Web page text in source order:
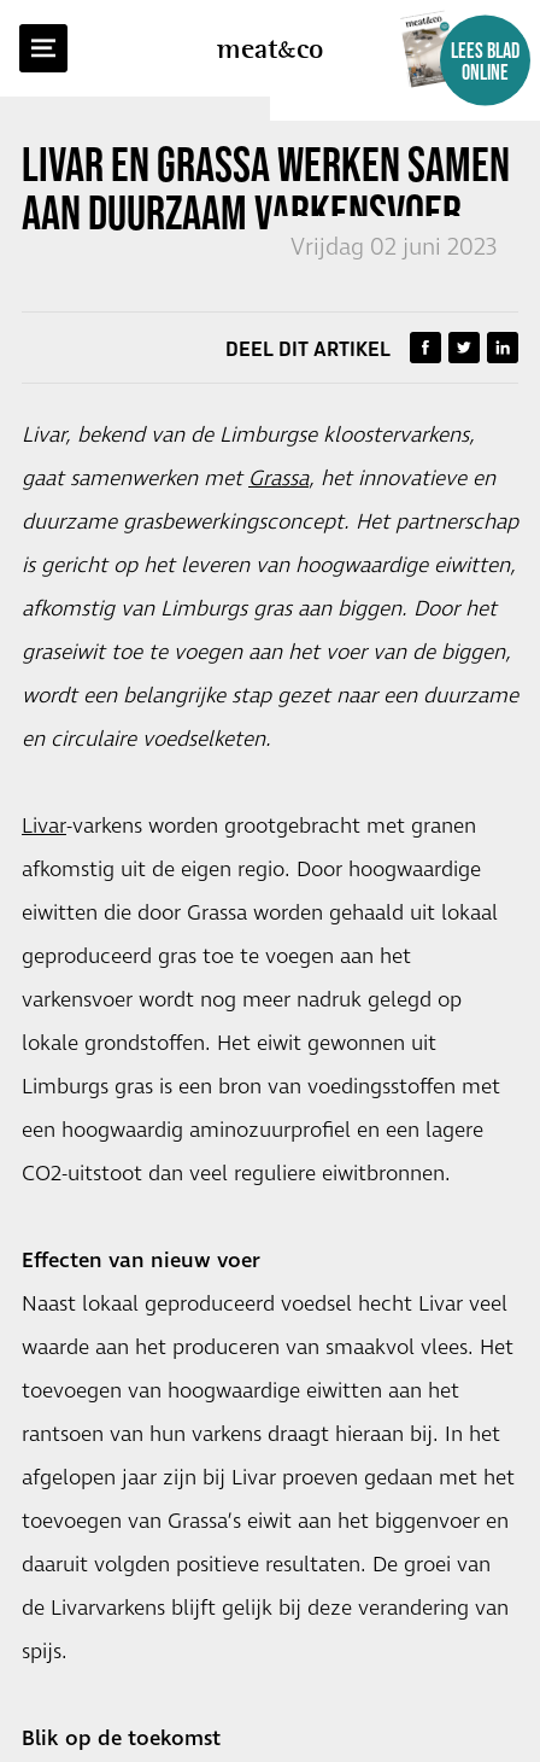
meatco
LEES BLAD
ONLINE
LIVAR EN GRASSA WERKEN SAMEN
AAN DUURZAAM VARKENSVOER
Vrijdag 02 juni 2023
TERUG NAAR OVERZICHT
DEEL DIT ARTIKEL
Livar, bekend van de Limburgse kloostervarkens,
gaat samenwerken metGrassa, het innovatieve en
duurzame grasbewerkingsconcept. Het partnerschap
is gericht op het leveren van hoogwaardige eiwitten,
afkomstig van Limburgs gras aan biggen. Door het
graseiwit toe te voegen aan het voer van de biggen,
wordt een belangrijke stap gezet naar een duurzame
en circulaire voedselketen.
Livar-varkens worden grootgebracht met granen
afkomstig uit de eigen regio. Door hoogwaardige
eiwitten die door Grassa worden gehaald uit lokaal
geproduceerd gras toe te voegen aan het
varkensvoer wordt nog meer nadruk gelegd op
lokale grondstoffen. Het eiwit gewonnen uit
Limburgs gras is een bron van voedingsstoffen met
een hoogwaardig aminozuurprofiel en een lagere
CO2-uitstoot dan veel reguliere eiwitbronnen.
Effecten van nieuw voer
Naast lokaal geproduceerd voedsel hecht Livar veel
waarde aan het produceren van smaakvol vlees. Het
toevoegen van hoogwaardige eiwitten aan het
rantsoen van hun varkens draagt hieraan bij. In het
afgelopen jaar zijn bij Livar proeven gedaan met het
toevoegen van Grassa’s eiwit aan het biggenvoer en
daaruit volgden positieve resultaten. De groei van
de Livarvarkens blijft gelijk bij deze verandering van
spijs.
Blik op de toekomst